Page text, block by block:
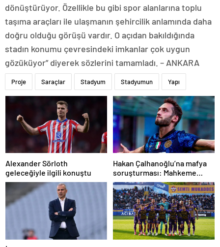
dönüştürüyor. Özellikle bu gibi spor alanlarına toplu
taşıma araçları ile ulaşmanın şehircilik anlamında daha
doğru olduğu görüşü vardır. O açıdan bakıldığında
stadın konumu çevresindeki imkanlar çok uygun
gözüküyor” diyerek sözlerini tamamladı. – ANKARA
Proje Saraçlar Stadyum Stadyumun Yapı
Alexander Sörloth
geleceğiyle ilgili konuştu
Hakan Çalhanoğlu’na mafya
soruşturması: Mahkeme
cezasını açıkladı